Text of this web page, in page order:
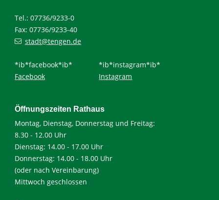
Tel.: 07736/9233-0
Fax: 07736/9233-40
stadt@tengen.de
*ib*facebook*ib*
Facebook
*ib*instagram*ib*
Instagram
Öffnungszeiten Rathaus
Montag, Dienstag, Donnerstag und Freitag:
8.30 - 12.00 Uhr
Dienstag: 14.00 - 17.00 Uhr
Donnerstag: 14.00 - 18.00 Uhr
(oder nach Vereinbarung)
Mittwoch geschlossen